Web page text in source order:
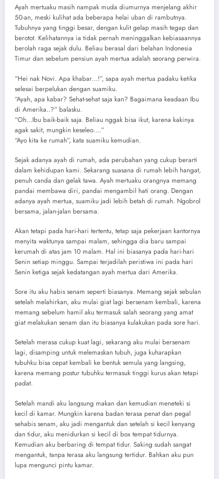
Ayah mertuaku masih nampak muda diumurnya menjelang akhir
50-an, meski kulihat ada beberapa helai uban di rambutnya.
Tubuhnya yang tinggi besar, dengan kulit gelap masih tegap dan
berotot. Kelihatannya ia tidak pernah meninggalkan kebiasaannya
berolah raga sejak dulu. Beliau berasal dari belahan Indonesia
Timur dan sebelum pensiun ayah mertua adalah seorang perwira.
“Hei nak Novi. Apa khabar…!”, sapa ayah mertua padaku ketika
selesai berpelukan dengan suamiku.
“Ayah, apa kabar? Sehat-sehat saja kan? Bagaimana keadaan Ibu
di Amerika..?” balasku.
“Oh…Ibu baik-baik saja. Beliau nggak bisa ikut, karena kakinya
agak sakit, mungkin keseleo….”
“Ayo kita ke rumah”, kata suamiku kemudian.
Sejak adanya ayah di rumah, ada perubahan yang cukup berarti
dalam kehidupan kami. Sekarang suasana di rumah lebih hangat,
penuh canda dan gelak tawa. Ayah mertuaku orangnya memang
pandai membawa diri, pandai mengambil hati orang. Dengan
adanya ayah mertua, suamiku jadi lebih betah di rumah. Ngobrol
bersama, jalan-jalan bersama.
Akan tetapi pada hari-hari tertentu, tetap saja pekerjaan kantornya
menyita waktunya sampai malam, sehingga dia baru sampai
kerumah di atas jam 10 malam. Hal ini biasanya pada hari-hari
Senin setiap minggu. Sampai terjadilah peristiwa ini pada hari
Senin ketiga sejak kedatangan ayah mertua dari Amerika.
Sore itu aku habis senam seperti biasanya. Memang sejak sebulan
setelah melahirkan, aku mulai giat lagi bersenam kembali, karena
memang sebelum hamil aku termasuk salah seorang yang amat
giat melakukan senam dan itu biasanya kulakukan pada sore hari.
Setelah merasa cukup kuat lagi, sekarang aku mulai bersenam
lagi, disamping untuk melemaskan tubuh, juga kuharapkan
tubuhku bisa cepat kembali ke bentuk semula yang langsing,
karena memang postur tubuhku termasuk tinggi kurus akan tetapi
padat.
Setelah mandi aku langsung makan dan kemudian meneteki si
kecil di kamar. Mungkin karena badan terasa penat dan pegal
sehabis senam, aku jadi mengantuk dan setelah si kecil kenyang
dan tidur, aku menidurkan si kecil di box tempat tidurnya.
Kemudian aku berbaring di tempat tidur. Saking sudah sangat
mengantuk, tanpa terasa aku langsung tertidur. Bahkan aku pun
lupa mengunci pintu kamar.